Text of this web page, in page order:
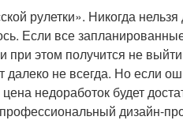
рулетки». Никогда
Если все
при этом получится не
не всегда. Но если
недоработок будет
дизайн-